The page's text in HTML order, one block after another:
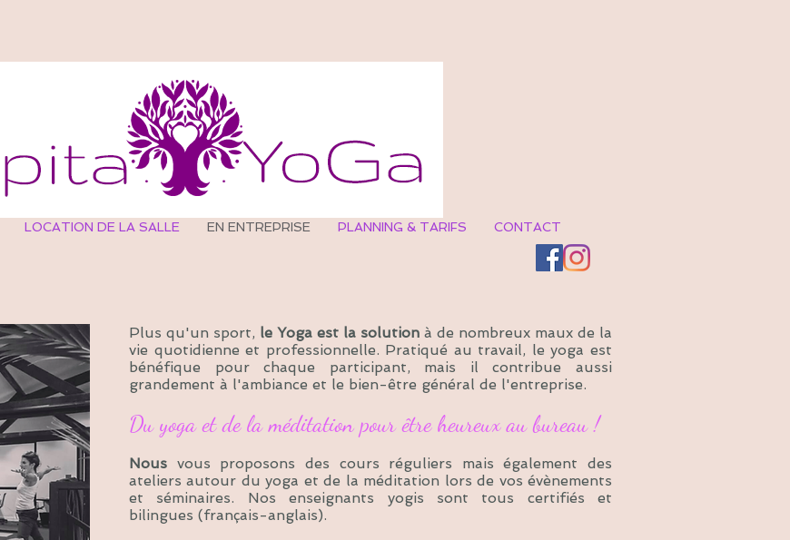
LOCATION DE LA SALLE EN ENTREPRISE PLANNING & TARIFS CONTACT
Plus qu'un sport, le Yoga est la solution à de nombreux maux de la
vie quotidienne et professionnelle. Pratiqué au travail, le yoga est
bénéfique pour chaque participant, mais il contribue aussi
grandement à l'ambiance et le bien-être général de l'entreprise.
Du yoga et de la méditation pour être heureux au bureau !
Nous vous proposons des cours réguliers mais également des
ateliers autour du yoga et de la méditation lors de vos évènements
et séminaires. Nos enseignants yogis sont tous certifiés et
bilingues (français-anglais).